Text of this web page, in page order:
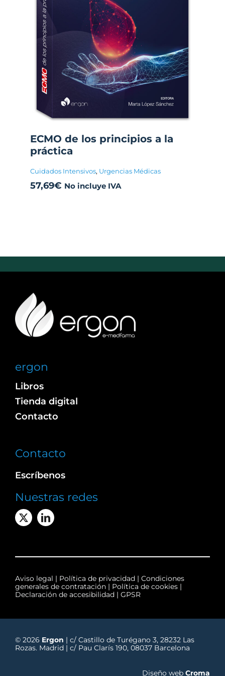
ECMO de los principios a la
práctica
Cuidados Intensivos, Urgencias Médicas
57,69€ No incluye IVA
ergon
Libros
Tienda digital
Contacto
Contacto
Escríbenos
Nuestras redes
Aviso legal | Política de privacidad | Condiciones
generales de contratación| Política de cookies|
Declaración de accesibilidad| GPSR
© 2026 Ergon | c/ Castillo de Turégano 3, 28232 Las
Rozas. Madrid | c/ Pau Clarís 190, 08037 Barcelona
Diseño webCroma